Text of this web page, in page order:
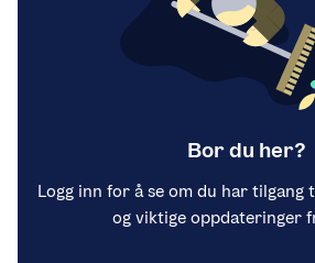
Bor du her?
Logg inn for å se om du har tilgang
og viktige oppdateringer